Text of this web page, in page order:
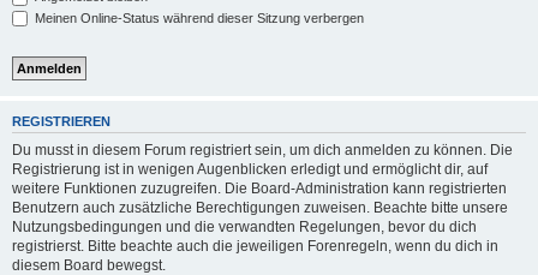
Meinen Online-Status während dieser Sitzung verbergen
REGISTRIEREN
Du musst in diesem Forum registriert sein, um dich anmelden zu können. Die
Registrierung ist in wenigen Augenblicken erledigt und ermöglicht dir, auf
weitere Funktionen zuzugreifen. Die Board-Administration kann registrierten
Benutzern auch zusätzliche Berechtigungen zuweisen. Beachte bitte unsere
Nutzungsbedingungen und die verwandten Regelungen, bevor du dich
registrierst. Bitte beachte auch die jeweiligen Forenregeln, wenn du dich in
diesem Board bewegst.